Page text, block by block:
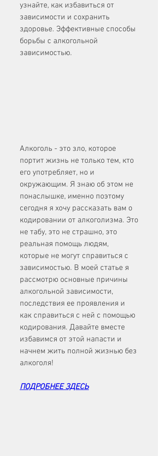
узнайте, как избавиться от
зависимости и сохранить
здоровье. Эффективные способы
борьбы с алкогольной
зависимостью.
Алкоголь - это зло, которое
портит жизнь не только тем, кто
его употребляет, но и
окружающим. Я знаю об этом не
понаслышке, именно поэтому
сегодня я хочу рассказать вам о
кодировании от алкоголизма. Это
не табу, это не страшно, это
реальная помощь людям,
которые не могут справиться с
зависимостью. В моей статье я
рассмотрю основные причины
алкогольной зависимости,
последствия ее проявления и
как справиться с ней с помощью
кодирования. Давайте вместе
избавимся от этой напасти и
начнем жить полной жизнью без
алкоголя!
ПОДРОБНЕЕ ЗДЕСЬ